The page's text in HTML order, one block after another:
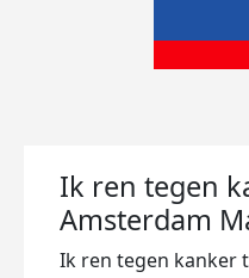
Ik ren tegen
Amsterdam
Ik ren tegen kanker